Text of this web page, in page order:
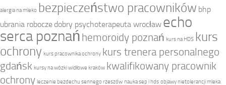
alergia na mleko bezpieczeństwo pracowników bhp
ubrania robocze dobry psychoterapeuta wrocław echo
serca poznań hemoroidy poznań kurs na HDS kurs
ochrony kurs pracownika ochrony kurs trenera personalnego
gdańsk kursy na wózki widłowe kraków kwalifikowany pracownik
ochrony leczenie bezdechu sennego rzeszów nauka sep i hds objawy nietolerancji mleka